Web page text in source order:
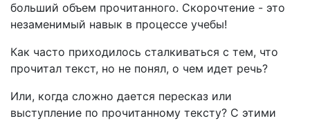
больший объем прочитанного. Скорочтение - это
незаменимый навык в процессе учебы!
Как часто приходилось сталкиваться с тем, что
прочитал текст, но не понял, о чем идет речь?
Или, когда сложно дается пересказ или
выступление по прочитанному тексту? С этими